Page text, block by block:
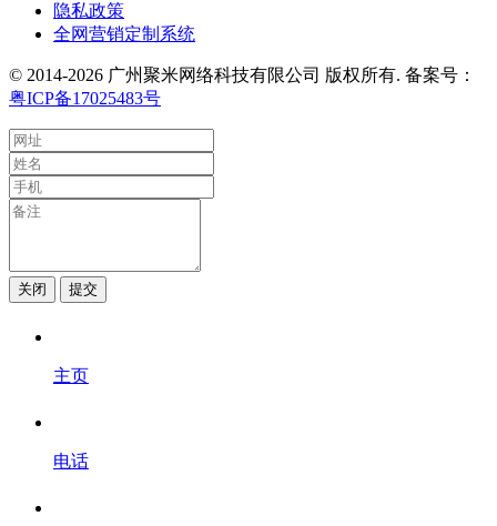
隐私政策
全网营销定制系统
© 2014-2026 广州聚米网络科技有限公司 版权所有. 备案号：
粤ICP备17025483号
关闭 提交
主页
电话